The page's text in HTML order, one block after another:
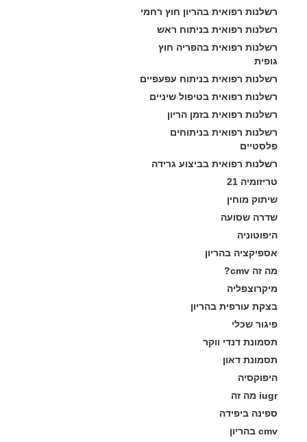
רשלנות רפואית בהריון חוץ רחמי
רשלנות רפואית בניתוח ראש
רשלנות רפואית בהפריה חוץ
גופית
רשלנות רפואית בניתוח עפעפיים
רשלנות רפואית בטיפול שיניים
רשלנות רפואית בזמן הריון
רשלנות רפואית בניתוחים
פלסטיים
רשלנות רפואית בביצוע גרידה
טריזומיה 21
שיתוק מוחין
שדרה שסועה
היפוטוניה
אספיקציה בהריון
מה זה cmv?
מיקרוצפליה
בצקת עורפית בהריון
פיגור שכלי
תסמונת דנדי ווקר
תסמונת דאון
היפוקסיה
iugr מה זה
ספינה ביפידה
cmv בהריון